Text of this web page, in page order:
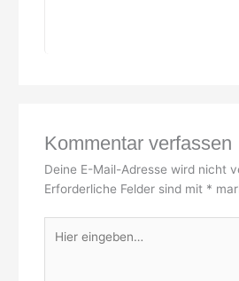
Kommentar verfassen
Deine E-Mail-Adresse wird nicht
Erforderliche Felder sind mit *
eingeben…